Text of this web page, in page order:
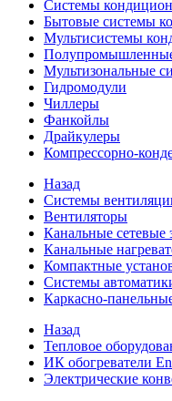
Системы
Бытовые системы
Мультисистемы
Мультизональные
Гидромодули
Чиллеры
Фанкойлы
Драйкулеры
Компрессорно-
Назад
Системы
Вентиляторы
Канальные сетевые
Канальные
Компактные
Системы
Каркасно-
Назад
Тепловое
ИК обогреватели
Электрические